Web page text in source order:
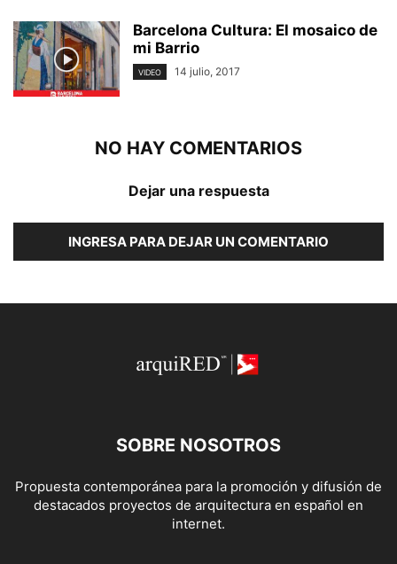
Barcelona Cultura: El mosaico de
mi Barrio
VIDEO 14 julio, 2017
NO HAY COMENTARIOS
Dejar una respuesta
INGRESA PARA DEJAR UN COMENTARIO
SOBRE NOSOTROS
Propuesta contemporánea para la promoción y difusión de
destacados proyectos de arquitectura en español en
internet.